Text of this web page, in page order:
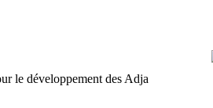
le développement des Adja